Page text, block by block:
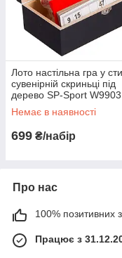
Лото настільна гра у
сувенірній скриньці під
дерево SP-Sport W9903
чорний
Немає в наявності
699 ₴/набір
Про нас
100% позитивних з
Працює з